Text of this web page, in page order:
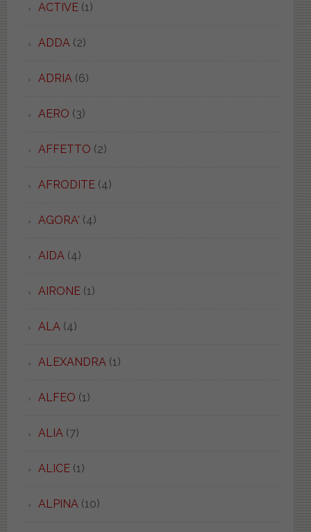
ACTIVE(1)
ADDA(2)
ADRIA(6)
AERO (3)
AFFETTO (2)
AFRODITE(4)
AGORA' (4)
AIDA(4)
AIRONE(1)
ALA(4)
ALEXANDRA(1)
ALFEO (1)
ALIA(7)
ALICE(1)
ALPINA(10)